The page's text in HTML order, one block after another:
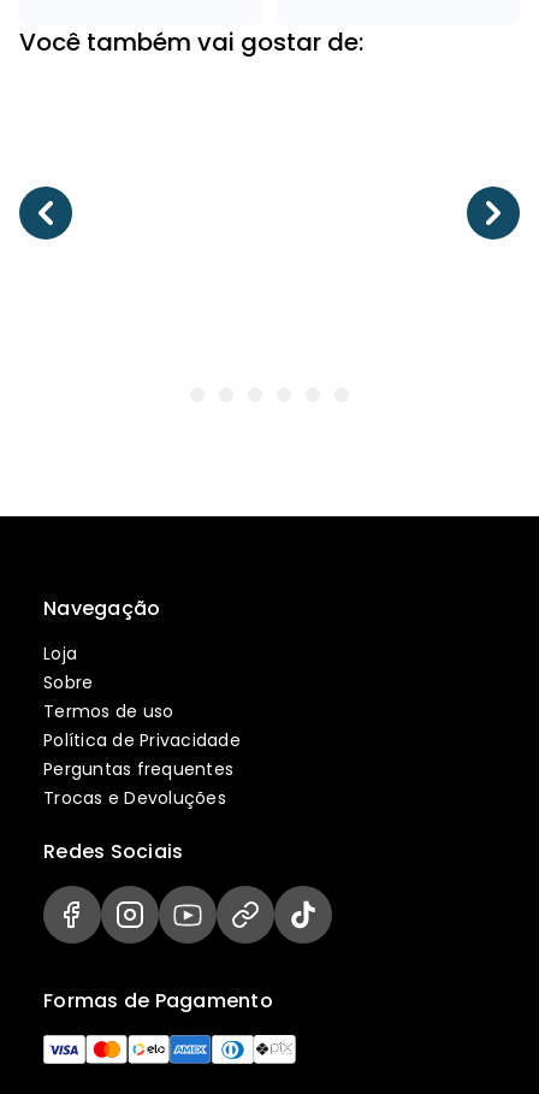
Você também vai gostar de:
Navegação
Loja
Sobre
Termos de uso
Política de Privacidade
Perguntas frequentes
Trocas e Devoluções
Formas de Pagamento
Redes Sociais